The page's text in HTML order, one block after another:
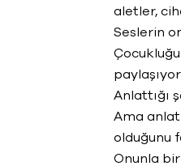
aletler,
Seslerin
Anlattığı
Ama
olduğunu
Onunla